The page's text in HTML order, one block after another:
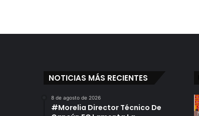
NOTICIAS MÁS RECIENTES
8 de agosto de 2026
#Morelia Director Técnico De